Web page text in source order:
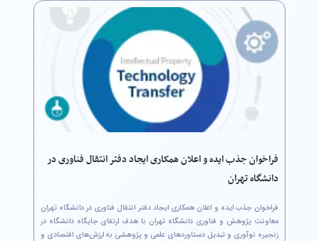
فراخوان جذب ایده و اعلان همکاری ایجاد دفتر انتقال فناوری در
دانشگاه تهران
فراخوان جذب ایده و اعلان همکاری ایجاد دفتر انتقال فناوری در دانشگاه تهران
معاونت پژوهش و فناوری دانشگاه تهران با هدف ارتقای جایگاه دانشگاه در
زنجیره نوآوری و تبدیل دستاوردهای علمی و پژوهشی به ارزش‌های اقتصادی و